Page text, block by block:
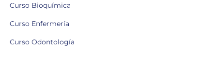
Curso Bioquímica
Curso Enfermería
Curso Odontología